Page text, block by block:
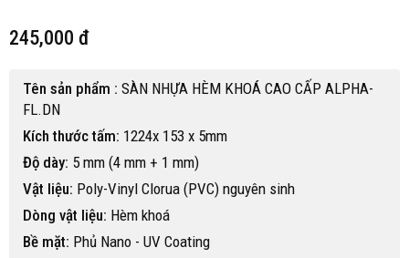
245,000 đ
Tên sản phẩm : SÀN NHỰA HÈM KHOÁ CAO CẤP ALPHA-
FL.DN
Kích thước tấm: 1224x 153 x 5mm
Độ dày: 5 mm (4 mm + 1 mm)
Vật liệu: Poly-Vinyl Clorua (PVC) nguyên sinh
Dòng vật liệu: Hèm khoá
Bề mặt: Phủ Nano - UV Coating